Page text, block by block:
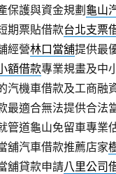
保護與資金規劃 龜山
期票貼借款台北支票
經營林口當舖提供最
額借款專業規畫及中
汽機車借款及工商融
最適合無法提供合法
管道龜山免留車專業
舖汽車借款推薦店家
舖貸款申請八里公司